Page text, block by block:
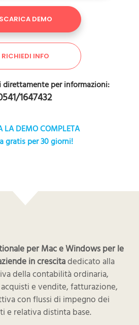
SCARICA DEMO
RICHIEDI INFO
direttamente per informazioni:
1647432
LA DEMO COMPLETA
gratis per 30 giorni!
per Mac e Windows per le
in crescitadedicato alla
della contabilità ordinaria,
e vendite, fatturazione,
con flussi di impegno dei
e relativa distinta base.